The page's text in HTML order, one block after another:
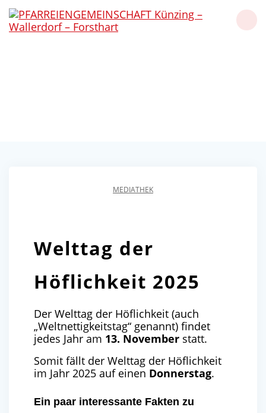
to
MEDIATHEK
Welttag der
Höflichkeit 2025
Der Welttag der Höflichkeit (auch
„Weltnettigkeitstag“ genannt) findet
jedes Jahr am 13. November statt.
Somit fällt der Welttag der Höflichkeit
im Jahr 2025 auf einen Donnerstag.
Ein paar interessante Fakten zu